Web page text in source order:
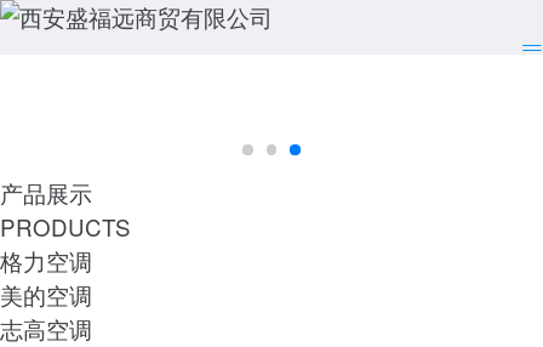
产品展示
PRODUCTS
格力空调
美的空调
志高空调